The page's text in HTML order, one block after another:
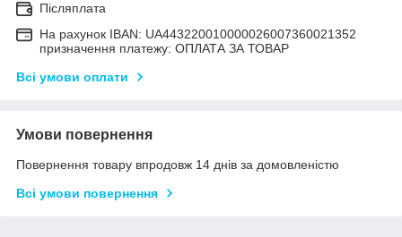
Післяплата
На рахунок IBAN: UA443220010000026007360021352
призначення платежу: ОПЛАТА ЗА ТОВАР
Всі умови оплати
Умови повернення
Повернення товару впродовж 14 днів за домовленістю
Всі умови повернення